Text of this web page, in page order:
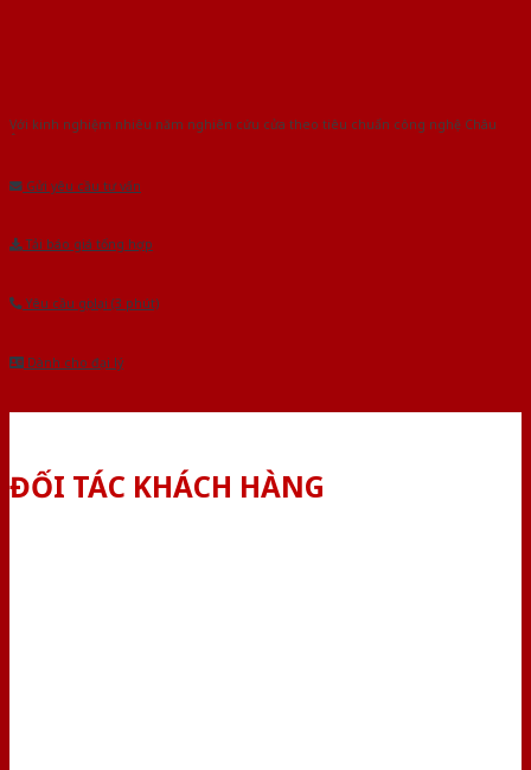
Với kinh nghiệm nhiêu năm nghiên cứu cửa theo tiêu chuẩn công nghệ Châu
Gửi yêu cầu tư vấn
Tải báo giá tổng hợp
Yêu cầu gọi lại (3 phút)
Dành cho đại lý
ĐỐI TÁC KHÁCH HÀNG